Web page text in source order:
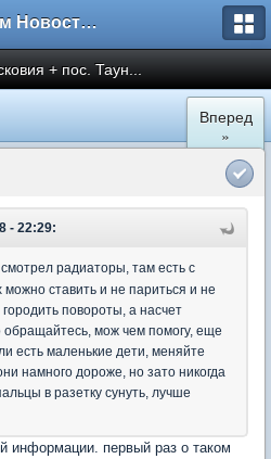
Форум Новостройки
+ пос. Таун...
Вперед
»
- 22:29:
радиаторы, там есть с
ставить и не париться и не
повороты, а насчет
обращайтесь, мож чем помогу, еще
есть маленькие дети, меняйте
намного дороже, но зато никогда
в разетку сунуть, лучше
информации. первый раз о таком